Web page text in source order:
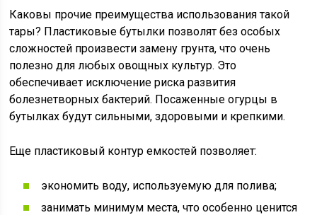
Каковы прочие преимущества использования такой
тары? Пластиковые бутылки позволят без особых
сложностей произвести замену грунта, что очень
полезно для любых овощных культур. Это
обеспечивает исключение риска развития
болезнетворных бактерий. Посаженные огурцы в
бутылках будут сильными, здоровыми и крепкими.
Еще пластиковый контур емкостей позволяет:
экономить воду, используемую для полива;
занимать минимум места, что особенно ценится